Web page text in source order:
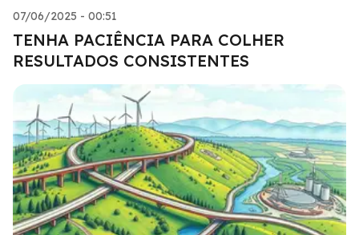
07/06/2025 - 00:51
TENHA PACIÊNCIA PARA COLHER
RESULTADOS CONSISTENTES